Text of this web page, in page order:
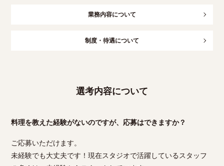
業務内容について
制度・待遇について
選考内容について
料理を教えた経験がないのですが、応募はできますか？
ご応募いただけます。
未経験でも大丈夫です！現在スタジオで活躍しているスタッフ